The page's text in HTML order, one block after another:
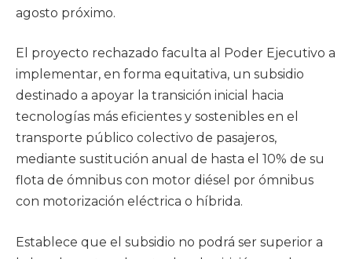
agosto próximo.
El proyecto rechazado faculta al Poder Ejecutivo a
implementar, en forma equitativa, un subsidio
destinado a apoyar la transición inicial hacia
tecnologías más eficientes y sostenibles en el
transporte público colectivo de pasajeros,
mediante sustitución anual de hasta el 10% de su
flota de ómnibus con motor diésel por ómnibus
con motorización eléctrica o híbrida.
Establece que el subsidio no podrá ser superior a